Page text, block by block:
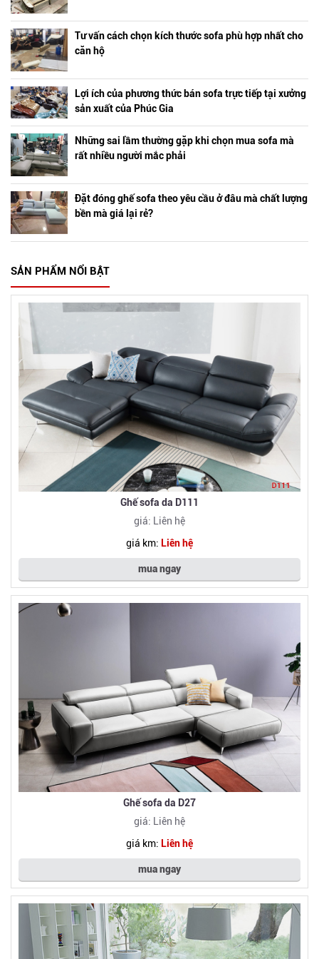
Tư vấn cách chọn kích thước sofa phù hợp nhất cho
căn hộ
Lợi ích của phương thức bán sofa trực tiếp tại xưởng
sản xuất của Phúc Gia
Những sai lầm thường gặp khi chọn mua sofa mà
rất nhiều người mắc phải
Đặt đóng ghế sofa theo yêu cầu ở đâu mà chất lượng
bền mà giá lại rẻ?
SẢN PHẨM NỔI BẬT
Ghế sofa da D111
giá: Liên hệ
giá km: Liên hệ
mua ngay
Ghế sofa da D27
giá: Liên hệ
giá km: Liên hệ
mua ngay